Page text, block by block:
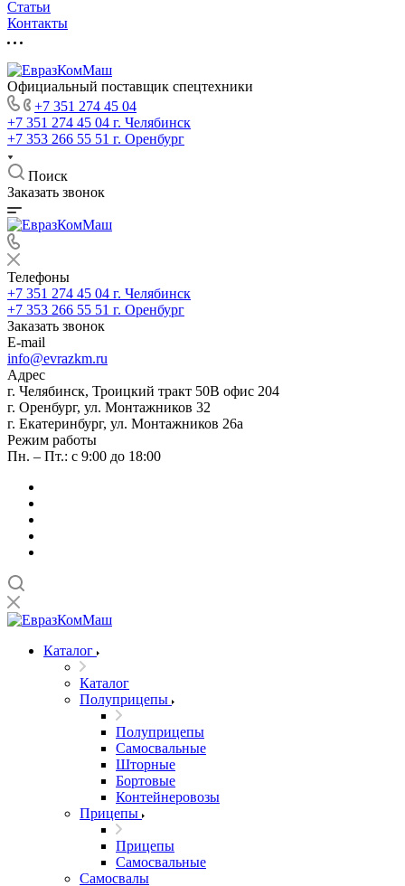
Статьи
Контакты
Официальный поставщик спецтехники
+7 351 274 45 04
+7 351 274 45 04 г. Челябинск
+7 353 266 55 51 г. Оренбург
Поиск
Заказать звонок
Телефоны
+7 351 274 45 04 г. Челябинск
+7 353 266 55 51 г. Оренбург
Заказать звонок
E-mail
info@evrazkm.ru
Адрес
г. Челябинск, Троицкий тракт 50В офис 204
г. Оренбург, ул. Монтажников 32
г. Екатеринбург, ул. Монтажников 26а
Режим работы
Пн. – Пт.: с 9:00 до 18:00
Каталог
Каталог
Полуприцепы
Полуприцепы
Самосвальные
Шторные
Бортовые
Контейнеровозы
Прицепы
Прицепы
Самосвальные
Самосвалы